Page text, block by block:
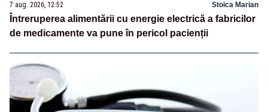
7 aug. 2026, 12:52 Stoica Marian
Întreruperea alimentării cu energie electrică a fabricilor
de medicamente va pune în pericol pacienții